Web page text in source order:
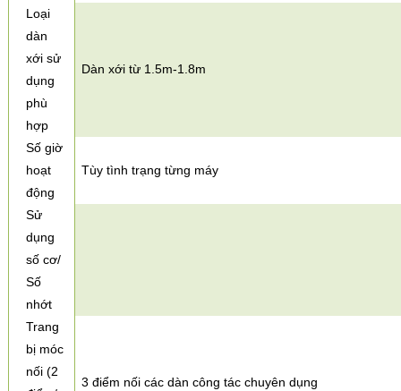
Loại
dàn
xới sử
dụng
phù
hợp
Dàn xới từ 1.5m-1.8m
Số giờ
hoạt
động
Tùy tình trạng từng máy
Sử
dụng
số cơ/
Số
nhớt
Trang
bị móc
nối (2
3 điểm nối các dàn công tác chuyên dụng